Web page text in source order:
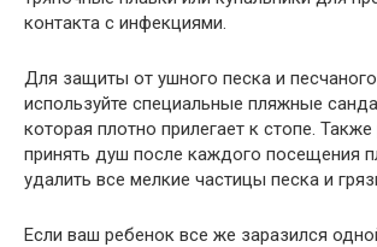
контакта с инфекциями.
Для защиты от ушного песка и
используйте специальные пляжные
которая плотно прилегает к стопе.
принять душ после каждого посещения
удалить все мелкие частицы песка и
Если ваш ребенок все же заразился